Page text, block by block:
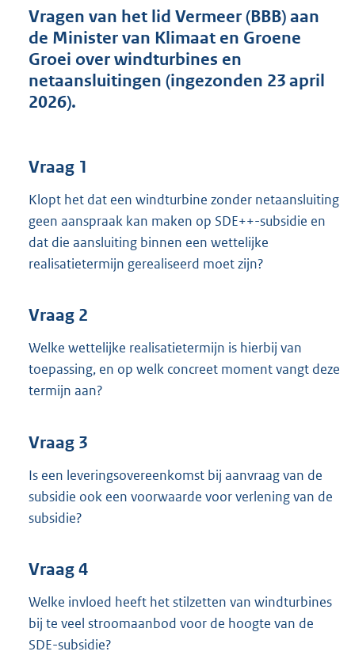
d
s
g
r
5
K
b
Vragen van het lid Vermeer (BBB) aan
de Minister van Klimaat en Groene
Groei over windturbines en
netaansluitingen (ingezonden 23 april
2026).
Vraag 1
Klopt het dat een windturbine zonder netaansluiting
geen aanspraak kan maken op SDE++-subsidie en
dat die aansluiting binnen een wettelijke
realisatietermijn gerealiseerd moet zijn?
Vraag 2
Welke wettelijke realisatietermijn is hierbij van
toepassing, en op welk concreet moment vangt deze
termijn aan?
Vraag 3
Is een leveringsovereenkomst bij aanvraag van de
subsidie ook een voorwaarde voor verlening van de
subsidie?
Vraag 4
Welke invloed heeft het stilzetten van windturbines
bij te veel stroomaanbod voor de hoogte van de
SDE-subsidie?